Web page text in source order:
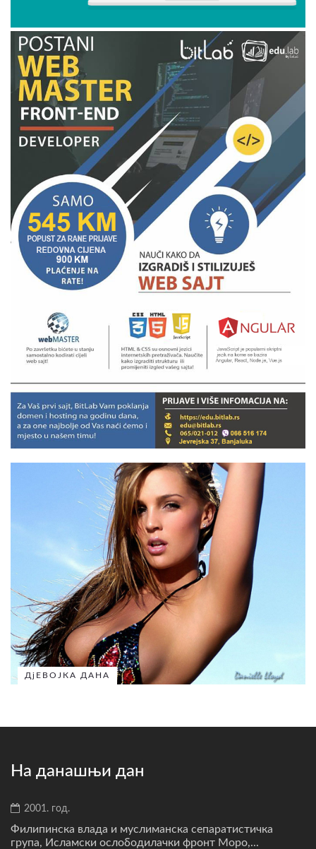
ДјЕВОЈКА ДАНА
На данашњи дан
2001. год.
Филипинска влада и муслиманска сепаратистичка
група, Исламски ослободилачки фронт Моро,...